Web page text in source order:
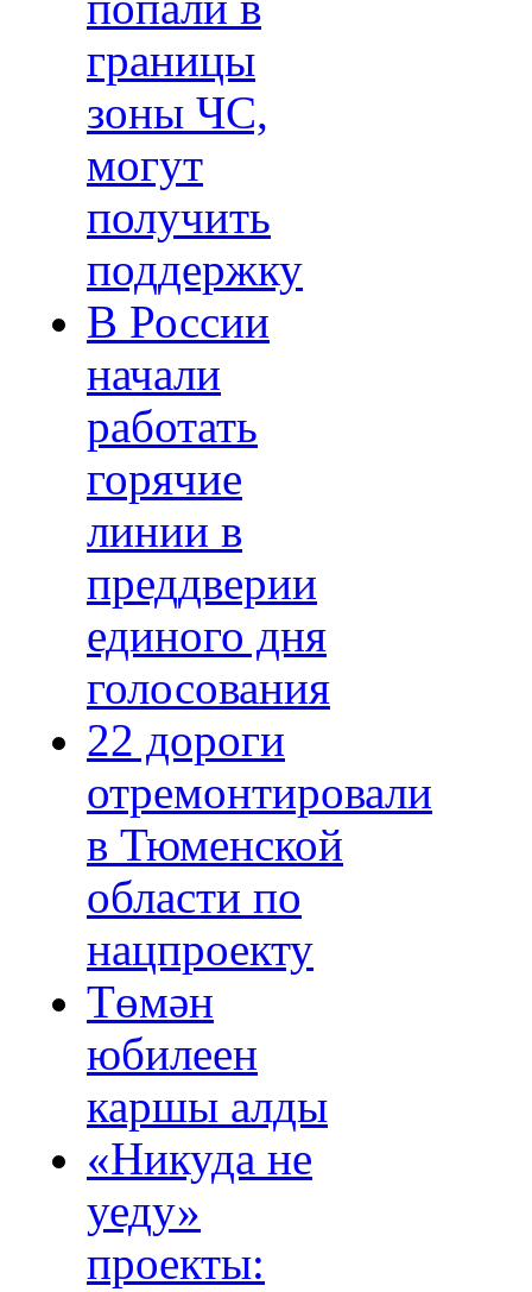
границы
зоны ЧС,
могут
получить
поддержку
В России
начали
работать
горячие
линии в
преддверии
единого дня
голосования
22 дороги
отремонтировали
в Тюменской
области по
нацпроекту
Төмән
юбилеен
каршы алды
«Никуда не
уеду»
проекты: